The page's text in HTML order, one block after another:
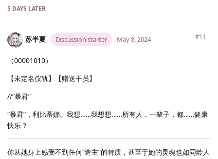
5 DAYS LATER
苏半夏 Discussion starter #11
May 8, 2024
（00001010）
【未定名仪轨】【赠送干员】
//“暴君”
“暴君”，利比蒂娜。我想……我想想……所有人，一辈子，都……健康
快乐？
你从她身上感受不到任何“造主”的特质，甚至于她的灵魂也如同龄人